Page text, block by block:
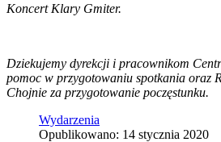
Koncert Klary Gmiter.
Dziekujemy dyrekcji i pracownikom
pomoc w przygotowaniu spotkania oraz
Chojnie za przygotowanie poczęstunku.
Wydarzenia
Opublikowano: 14 stycznia 2020